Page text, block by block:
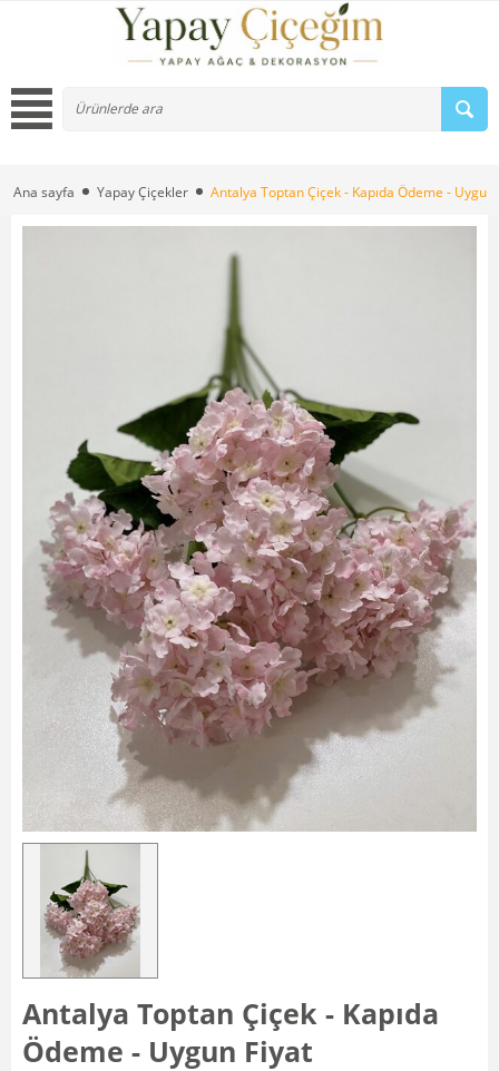
Ana sayfa Yapay Çiçekler Antalya Toptan Çiçek - Kapıda Ödeme - Uygun
Antalya Toptan Çiçek - Kapıda
Ödeme - Uygun Fiyat